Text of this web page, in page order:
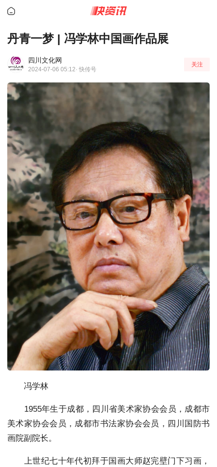
丹青一梦 | 冯学林中国画作品展
四川文化网
2024-07-06 05:12· 快传号
关注
冯学林
1955年生于成都，四川省美术家协会会员，成都市
美术家协会会员，成都市书法家协会会员，四川国防书
画院副院长。
上世纪七十年代初拜于国画大师赵完壁门下习画，